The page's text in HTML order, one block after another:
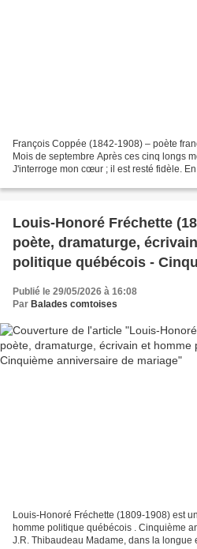
François Coppée (1842-1908) – poète
Mois de septembre Après ces cinq longs
J'interroge mon cœur ; il est resté fidèle.
Louis-Honoré Fréchette
poète, dramaturge,
politique québécois -
Publié le 29/05/2026 à 16:08
Par Balades comtoises
Louis-Honoré Fréchette (1809-1908) est
homme politique québécois . Cinquième
J.R. Thibaudeau Madame, dans la